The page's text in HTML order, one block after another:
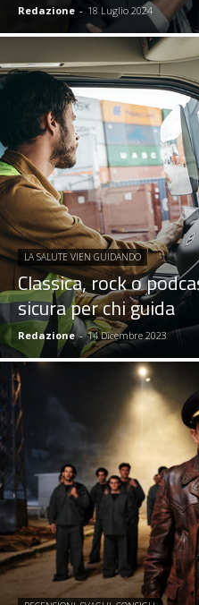
Redazione - 18 Luglio 2024
LA SALUTE VIEN GUIDANDO
Classica, rock o
sicura per chi guida
Redazione - 14 Dicembre 2023